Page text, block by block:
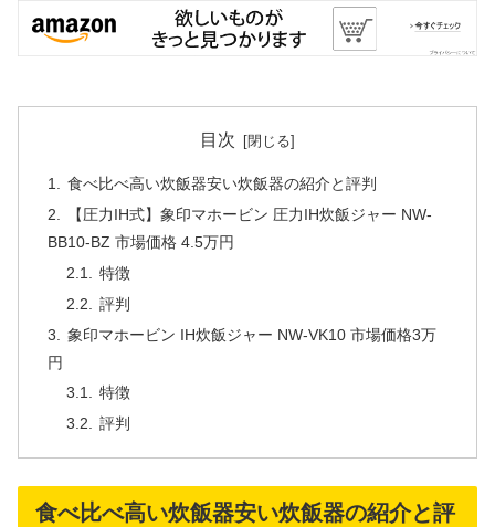
目次
食べ比べ高い炊飯器安い炊飯器の紹介と評判
【圧力IH式】象印マホービン 圧力IH炊飯ジャー NW-
BB10-BZ 市場価格 4.5万円
特徴
評判
象印マホービン IH炊飯ジャー NW-VK10 市場価格3万
円
特徴
評判
食べ比べ高い炊飯器安い炊飯器の紹介と評